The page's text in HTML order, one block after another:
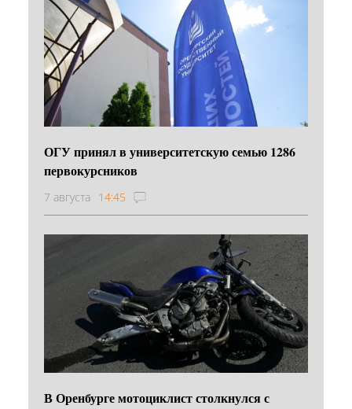
ОГУ принял в университетскую семью 1286
первокурсников
7 августа 14:45
В Оренбурге мотоциклист столкнулся с